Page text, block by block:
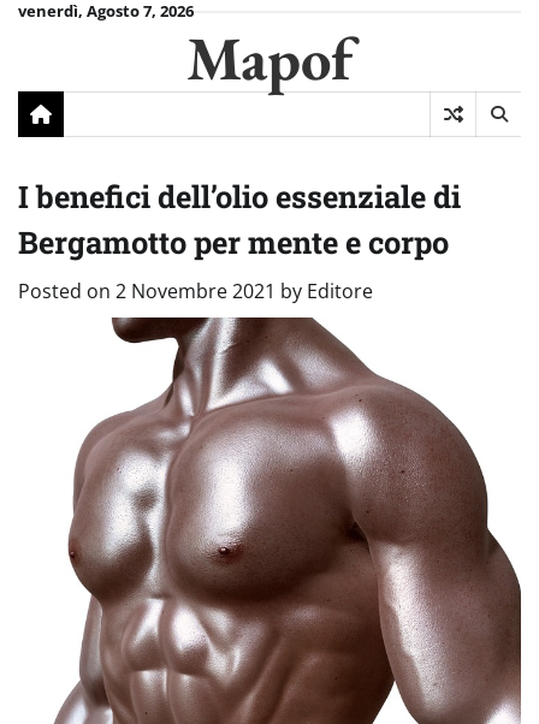
Skipvenerdì, Agosto 7, 2026
Mapof
I benefici dell’olio essenziale di
Bergamotto per mente e corpo
Posted on 2 Novembre 2021 by Editore